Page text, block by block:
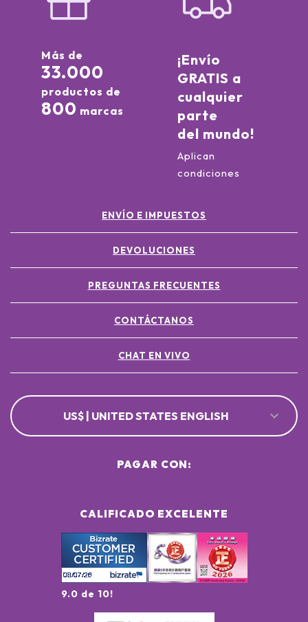
Más de
33.000
productos de
800 marcas
¡Envío
GRATIS a
cualquier
parte
del mundo!
Aplican
condiciones
ENVÍO E IMPUESTOS
DEVOLUCIONES
PREGUNTAS FRECUENTES
CONTÁCTANOS
CHAT EN VIVO
US$ | UNITED STATES ENGLISH
CALIFICADO EXCELENTE
9.0 de 10!
PAGAR CON: